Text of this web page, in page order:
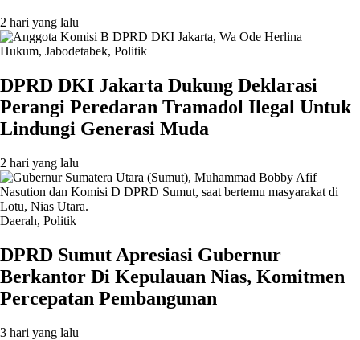
2 hari yang lalu
Hukum, Jabodetabek, Politik
DPRD DKI Jakarta Dukung Deklarasi
Perangi Peredaran Tramadol Ilegal Untuk
Lindungi Generasi Muda
2 hari yang lalu
Daerah, Politik
DPRD Sumut Apresiasi Gubernur
Berkantor Di Kepulauan Nias, Komitmen
Percepatan Pembangunan
3 hari yang lalu